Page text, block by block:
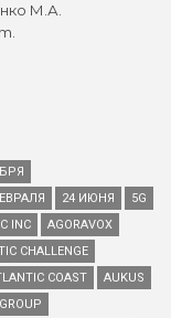
М.А.
24 ИЮНЯ
5G
INC
AGORAVOX
CHALLENGE
COAST
AUKUS